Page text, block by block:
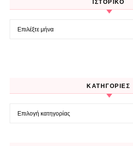
ΙΣΤΟΡΙΚΌ
Ιστορικό
KΑΤΗΓΟΡΊΕΣ
Kατηγορίες